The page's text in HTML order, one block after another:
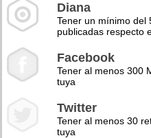
Diana
Tener un mínimo del
publicadas respecto
Facebook
Tener al menos 300
tuya
Twitter
Tener al menos 30
tuya